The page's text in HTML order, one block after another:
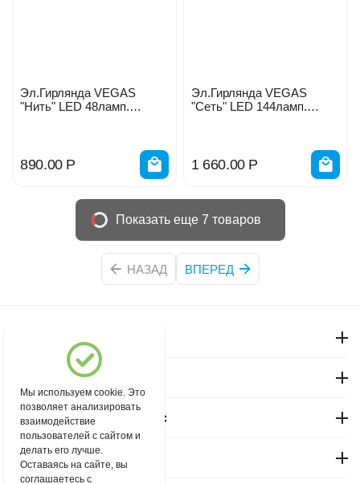
Эл.Гирлянда VEGAS
"Нить" LED 48ламп.
890.00 Р
Эл.Гирлянда VEGAS
"Сеть" LED 144ламп.
1 660.00 Р
Показать еще 7 товаров
НАЗАД ВПЕРЕД
Магазин "Северный"
Покупательский сервис
Контакты
Мы используем cookie. Это
позволяет анализировать
взаимодействие
пользователей с сайтом и
делать его лучше.
Оставаясь на сайте, вы
соглашаетесь с